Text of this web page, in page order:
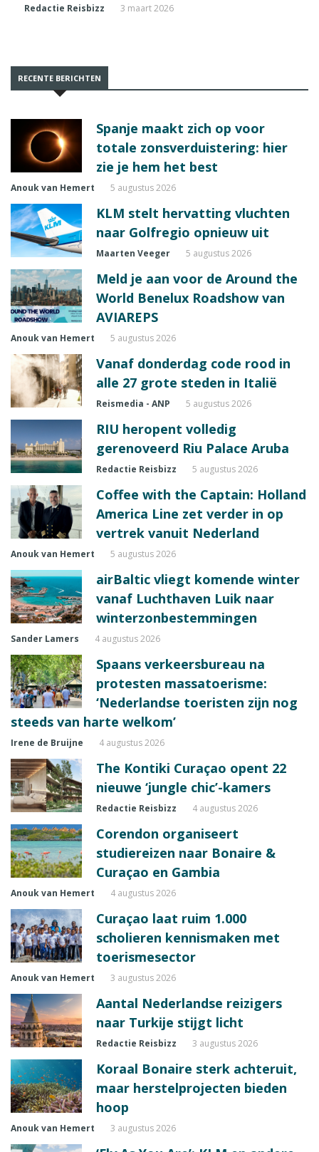
Redactie Reisbizz 3 maart 2026
RECENTE BERICHTEN
Spanje maakt zich op voor
totale zonsverduistering: hier
zie je hem het best
Anouk van Hemert 5 augustus 2026
KLM stelt hervatting vluchten
naar Golfregio opnieuw uit
Maarten Veeger 5 augustus 2026
Meld je aan voor de Around the
World Benelux Roadshow van
AVIAREPS
Anouk van Hemert 5 augustus 2026
Vanaf donderdag code rood in
alle 27 grote steden in Italië
Reismedia - ANP 5 augustus 2026
RIU heropent volledig
gerenoveerd Riu Palace Aruba
Redactie Reisbizz 5 augustus 2026
Coffee with the Captain: Holland
America Line zet verder in op
vertrek vanuit Nederland
Anouk van Hemert 5 augustus 2026
airBaltic vliegt komende winter
vanaf Luchthaven Luik naar
winterzonbestemmingen
Sander Lamers 4 augustus 2026
Spaans verkeersbureau na
protesten massatoerisme:
‘Nederlandse toeristen zijn nog
steeds van harte welkom’
Irene de Bruijne 4 augustus 2026
The Kontiki Curaçao opent 22
nieuwe ‘jungle chic’-kamers
Redactie Reisbizz 4 augustus 2026
Corendon organiseert
studiereizen naar Bonaire &
Curaçao en Gambia
Anouk van Hemert 4 augustus 2026
Curaçao laat ruim 1.000
scholieren kennismaken met
toerismesector
Anouk van Hemert 3 augustus 2026
Aantal Nederlandse reizigers
naar Turkije stijgt licht
Redactie Reisbizz 3 augustus 2026
Koraal Bonaire sterk achteruit,
maar herstelprojecten bieden
hoop
Anouk van Hemert 3 augustus 2026